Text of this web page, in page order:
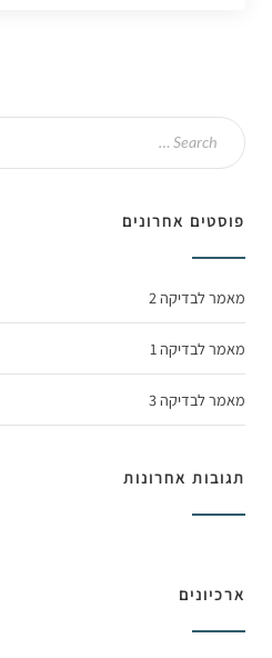
פוסטים אחרונים
מאמר לבדיקה 2
מאמר לבדיקה 1
מאמר לבדיקה 3
תגובות אחרונות
ארכיונים